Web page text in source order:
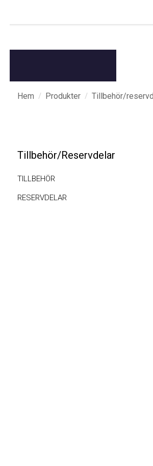
Hem / Produkter / Tillbehör/
Tillbehör/Reservdelar
TILLBEHÖR
RESERVDELAR